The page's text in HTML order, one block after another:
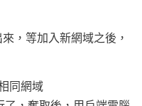
，等加入新網域之後，
同網域